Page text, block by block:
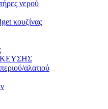
νερού
κουζίνας
αλατιού